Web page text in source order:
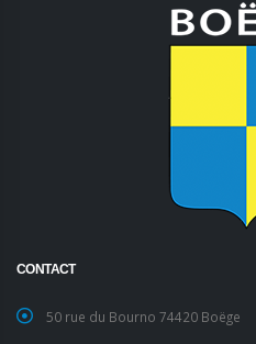
CONTACT
50 rue du Bourno 74420 Boëge